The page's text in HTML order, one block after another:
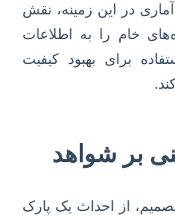
در این زمینه، نقش
خام را به اطلاعات
برای بهبود کیفیت
بر شواهد
از احداث یک پارک